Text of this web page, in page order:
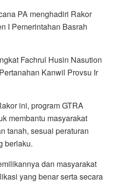
PA menghadiri Rakor
I Pemerintahan Basrah
Fachrul Husin Nasution
Kanwil Provsu Ir
ini, program GTRA
membantu masyarakat
tanah, sesuai peraturan
berlaku.
dan masyarakat
yang benar serta secara